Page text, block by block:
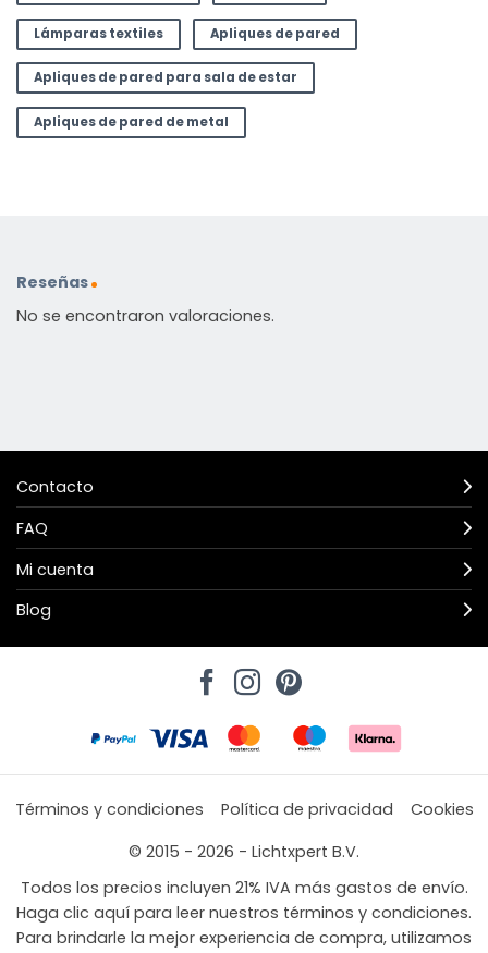
Lámparas textiles Apliques de pared
Apliques de pared para sala de estar
Apliques de pared de metal
Reseñas
No se encontraron valoraciones.
Contacto
FAQ
Mi cuenta
Blog
Términos y condiciones Política de privacidad
Cookies
© 2015 - 2026 - Lichtxpert B.V.
Todos los precios incluyen 21% IVA más gastos de envío.
Haga clic aquí para leer nuestros términos y condiciones.
Para brindarle la mejor experiencia de compra, utilizamos